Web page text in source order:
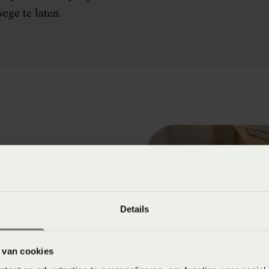
Details
cookies
te laten.
is een
liefst op vaste tijden
Iedereen heeft
in het weekend